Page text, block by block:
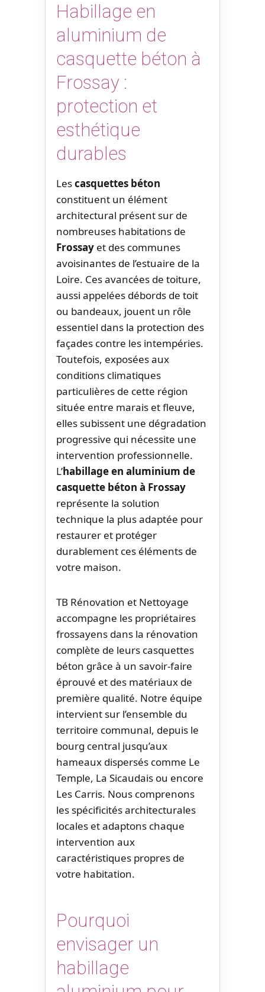
Habillage en
aluminium de
casquette béton à
Frossay :
protection et
esthétique
durables
Lescasquettes béton
constituent un élément
architectural présent sur de
nombreuses habitations de
Frossay et des communes
avoisinantes de l’estuaire de la
Loire. Ces avancées de toiture,
aussi appelées débords de toit
ou bandeaux, jouent un rôle
essentiel dans la protection des
façades contre les intempéries.
Toutefois, exposées aux
conditions climatiques
particulières de cette région
située entre marais et fleuve,
elles subissent une dégradation
progressive qui nécessite une
intervention professionnelle.
L’habillage en aluminium de
casquette béton à Frossay
représente la solution
technique la plus adaptée pour
restaurer et protéger
durablement ces éléments de
votre maison.
TB Rénovation et Nettoyage
accompagne les propriétaires
frossayens dans la rénovation
complète de leurs casquettes
béton grâce à un savoir-faire
éprouvé et des matériaux de
première qualité. Notre équipe
intervient sur l’ensemble du
territoire communal, depuis le
bourg central jusqu’aux
hameaux dispersés comme Le
Temple, La Sicaudais ou encore
Les Carris. Nous comprenons
les spécificités architecturales
locales et adaptons chaque
intervention aux
caractéristiques propres de
votre habitation.
Pourquoi
envisager un
habillage